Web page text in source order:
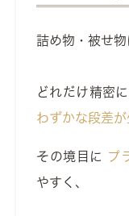
詰め物・被せ物
どれだけ精密
わずかな段差が
その境目に プ
やすく、